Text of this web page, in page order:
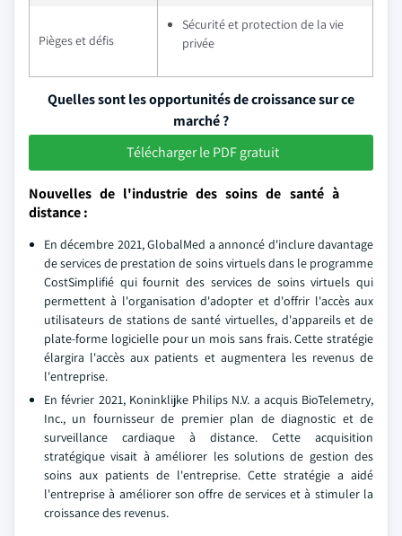
Pièges et défis
Sécurité et protection de la vie
privée
Quelles sont les opportunités de croissance sur ce
marché ?
Télécharger le PDF gratuit
Nouvelles de l'industrie des soins de santé à
distance :
En décembre 2021, GlobalMed a annoncé d'inclure davantage
de services de prestation de soins virtuels dans le programme
CostSimplifié qui fournit des services de soins virtuels qui
permettent à l'organisation d'adopter et d'offrir l'accès aux
utilisateurs de stations de santé virtuelles, d'appareils et de
plate-forme logicielle pour un mois sans frais. Cette stratégie
élargira l'accès aux patients et augmentera les revenus de
l'entreprise.
En février 2021, Koninklijke Philips N.V. a acquis BioTelemetry,
Inc., un fournisseur de premier plan de diagnostic et de
surveillance cardiaque à distance. Cette acquisition
stratégique visait à améliorer les solutions de gestion des
soins aux patients de l'entreprise. Cette stratégie a aidé
l'entreprise à améliorer son offre de services et à stimuler la
croissance des revenus.